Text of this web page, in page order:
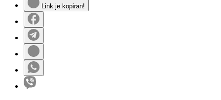
Link je kopiran!